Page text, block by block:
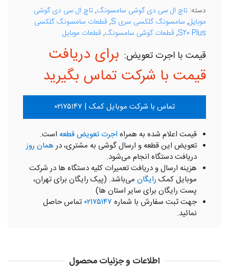
دسته: تاچ ال سی دی گوشی سامسونگ, تاچ ال سی دی گوشی
موبایل, سامسونگ گلکسی سری S , قطعات سامسونگ گلکسی
S20 Plus
, قطعات گوشی سامسونگ, قطعات موبایل
برای دریافت
قیمت با شرکت تماس بگیرید
تماس با شرکت موبایل کمک | ۰۲۱۷۵۱۴۷
قیمت اعلام شده به همراه اجرت تعویض قطعه است.
تعویض این قطعه و ارسال گوشی به مشتری، درهمان روز
دریافت دستگاه انجام می‌شود.
هزینه ارسال و دریافت تعمیرات کلیه دستگاه ها در شرکت
موبایل کمک رایگان می‌باشد. (پیک رایگان برای تهران،
پست رایگان برای سایر استان ها)
جهت ثبت سفارش با شماره ۰۲۱۷۵۱۴۷ تماس حاصل
نمائید.
اطلاعات و جزئیات محصول